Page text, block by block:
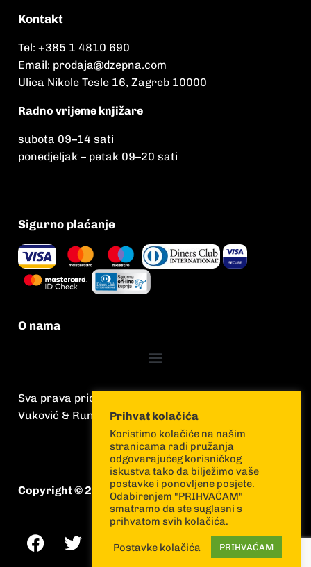
Kontakt
Tel: +385 1 4810 690
Email: prodaja@dzepna.com
Ulica Nikole Tesle 16, Zagreb 10000
Radno vrijeme knjižare
subota 09–14 sati
ponedjeljak – petak 09–20 sati
Sigurno plaćanje
O nama
Sva prava pridržana
Vuković & Runjić
Copyright © 2026 Vuković & Runjić
Prihvat kolačića
Koristimo kolačiće na našim
stranicama radi pružanja
odgovarajućeg korisničkog
iskustva tako da bilježimo vaše
postavke i ponovljene posjete.
Odabirenjem "PRIHVAĆAM"
smatramo da ste suglasni s
prihvatom svih kolačića.
Postavke kolačića PRIHVAĆAM